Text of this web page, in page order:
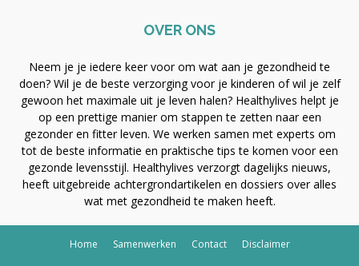
OVER ONS
Neem je je iedere keer voor om wat aan je gezondheid te
doen? Wil je de beste verzorging voor je kinderen of wil je zelf
gewoon het maximale uit je leven halen? Healthylives helpt je
op een prettige manier om stappen te zetten naar een
gezonder en fitter leven. We werken samen met experts om
tot de beste informatie en praktische tips te komen voor een
gezonde levensstijl. Healthylives verzorgt dagelijks nieuws,
heeft uitgebreide achtergrondartikelen en dossiers over alles
wat met gezondheid te maken heeft.
Home Samenwerken Contact Disclaimer